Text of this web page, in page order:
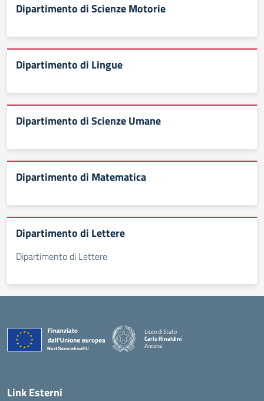
Dipartimento di Scienze Motorie
Dipartimento di Lingue
Dipartimento di Scienze Umane
Dipartimento di Matematica
Dipartimento di Lettere
Dipartimento di Lettere
Liceo di Stato
Carlo Rinaldini
Ancona
Link Esterni